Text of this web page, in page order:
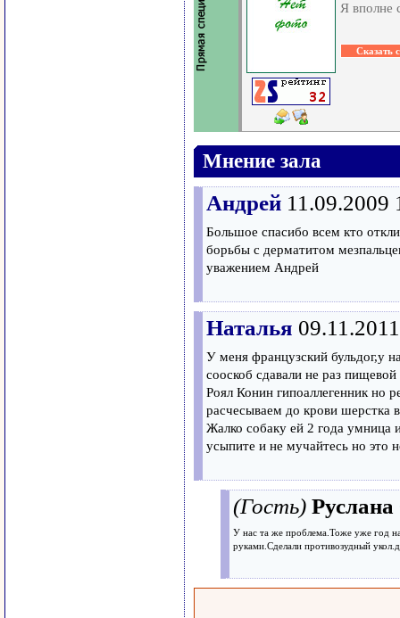
Я вполне
Мнение зала
Андрей 11.09.2009
Большое спасибо всем кто
борьбы с дерматитом
уважением Андрей
Наталья
У меня французский бульдог,у
сооскоб сдавали не раз
Роял Конин гипоаллегенник но
расчесываем до крови шерстка
Жалко собаку ей 2 года умница
усыпите и не мучайтесь но это
(Гость) Руслана
У нас та же проблема.Тоже уже год
руками.Сделали противозудный